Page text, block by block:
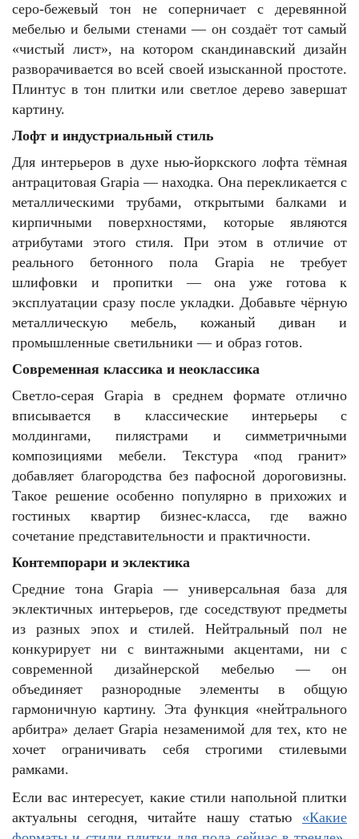
серо-бежевый тон не соперничает с деревянной
мебелью и белыми стенами — он создаёт тот самый
«чистый лист», на котором скандинавский дизайн
разворачивается во всей своей изысканной простоте.
Плинтус в тон плитки или светлое дерево завершат
картину.
Лофт и индустриальный стиль
Для интерьеров в духе нью-йоркского лофта тёмная
антрацитовая Grapia — находка. Она перекликается с
металлическими трубами, открытыми балками и
кирпичными поверхностями, которые являются
атрибутами этого стиля. При этом в отличие от
реального бетонного пола Grapia не требует
шлифовки и пропитки — она уже готова к
эксплуатации сразу после укладки. Добавьте чёрную
металлическую мебель, кожаный диван и
промышленные светильники — и образ готов.
Современная классика и неоклассика
Светло-серая Grapia в среднем формате отлично
вписывается в классические интерьеры с
молдингами, пилястрами и симметричными
композициями мебели. Текстура «под гранит»
добавляет благородства без пафосной дороговизны.
Такое решение особенно популярно в прихожих и
гостиных квартир бизнес-класса, где важно
сочетание представительности и практичности.
Контемпорари и эклектика
Средние тона Grapia — универсальная база для
эклектичных интерьеров, где соседствуют предметы
из разных эпох и стилей. Нейтральный пол не
конкурирует ни с винтажными акцентами, ни с
современной дизайнерской мебелью — он
объединяет разнородные элементы в общую
гармоничную картину. Эта функция «нейтрального
арбитра» делает Grapia незаменимой для тех, кто не
хочет ограничивать себя строгими стилевыми
рамками.
Если вас интересует, какие стили напольной плитки
актуальны сегодня, читайте нашу статью «Какие